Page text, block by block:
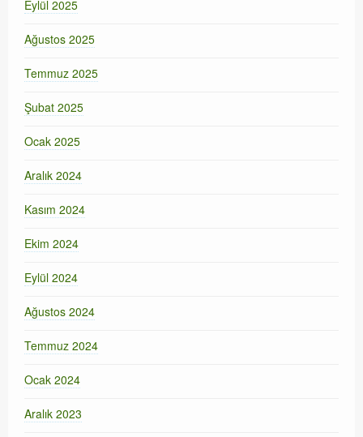
Eylül 2025
Ağustos 2025
Temmuz 2025
Şubat 2025
Ocak 2025
Aralık 2024
Kasım 2024
Ekim 2024
Eylül 2024
Ağustos 2024
Temmuz 2024
Ocak 2024
Aralık 2023